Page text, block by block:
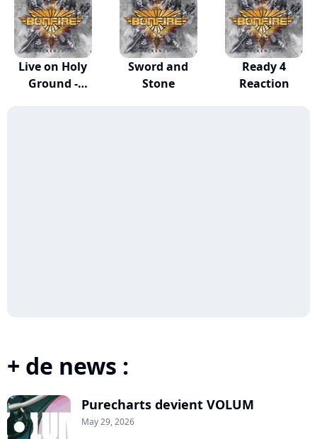
Live on Holy
Ground -
Sword and
Stone
Ready 4
Reaction
+ de news :
Purecharts devient VOLUM
May 29, 2026